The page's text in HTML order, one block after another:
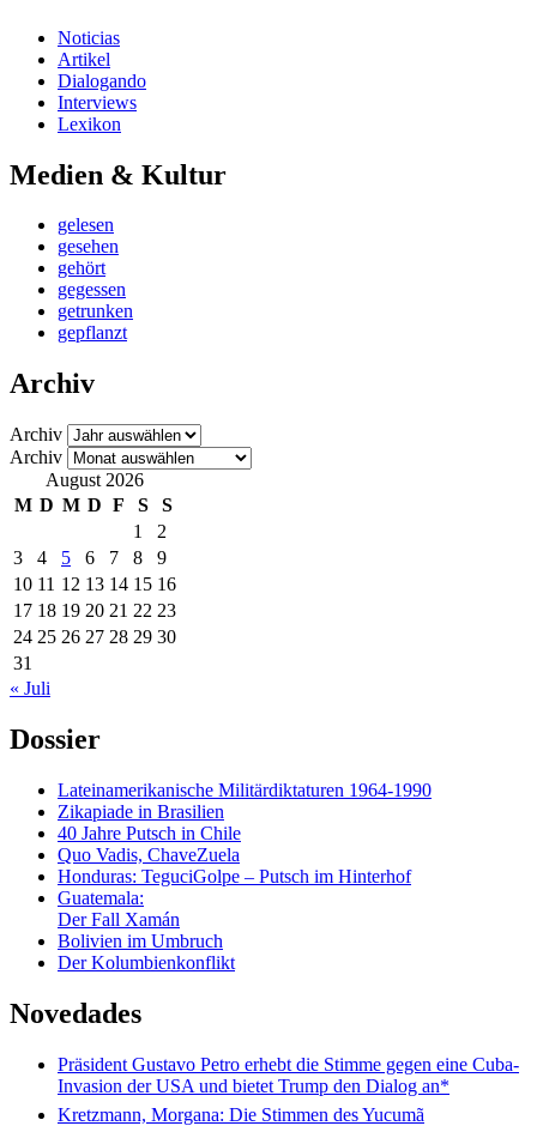
Noticias
Artikel
Dialogando
Interviews
Lexikon
Medien & Kultur
gelesen
gesehen
gehört
gegessen
getrunken
gepflanzt
Archiv
Archiv
Archiv
August 2026
M D M D F S
S
1
2
3
4 5 6 7 8
9
10 11 12 13 14 15 16
17 18 19 20 21 22 23
24 25 26 27 28 29 30
31
« Juli
Dossier
Lateinamerikanische Militärdiktaturen 1964-1990
Zikapiade in Brasilien
40 Jahre Putsch in Chile
Quo Vadis, ChaveZuela
Honduras: TeguciGolpe – Putsch im Hinterhof
Guatemala:
Der Fall Xamán
Bolivien im Umbruch
Der Kolumbienkonflikt
Novedades
Präsident Gustavo Petro erhebt die Stimme gegen eine Cuba-
Invasion der USA und bietet Trump den Dialog an*
Kretzmann, Morgana: Die Stimmen des Yucumã